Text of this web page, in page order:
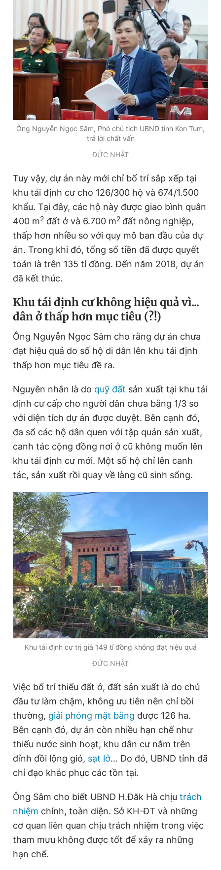
Ông Nguyễn Ngọc Sâm, Phó chủ tịch UBND tỉnh Kon Tum,
trả lời chất vấn
ĐỨC NHẬT
Tuy vậy, dự án này mới chỉ bố trí sắp xếp tại
khu tái định cư cho 126/300 hộ và 674/1.500
khẩu. Tại đây, các hộ này được giao bình quân
400 m2 đất ở và 6.700 m2 đất nông nghiệp,
thấp hơn nhiều so với quy mô ban đầu của dự
án. Trong khi đó, tổng số tiền đã được quyết
toán là trên 135 tỉ đồng. Đến năm 2018, dự án
đã kết thúc.
Khu tái định cư không hiệu quả vì...
dân ở thấp hơn mục tiêu (?!)
Ông Nguyễn Ngọc Sâm cho rằng dự án chưa
đạt hiệu quả do số hộ di dân lên khu tái định
thấp hơn mục tiêu đề ra.
Nguyên nhân là do quỹ đất sản xuất tại khu tái
định cư cấp cho người dân chưa bằng 1/3 so
với diện tích dự án được duyệt. Bên cạnh đó,
đa số các hộ dân quen với tập quán sản xuất,
canh tác cộng đồng nơi ở cũ không muốn lên
khu tái định cư mới. Một số hộ chỉ lên canh
tác, sản xuất rồi quay về làng cũ sinh sống.
Khu tái định cư trị giá 149 tỉ đồng không đạt hiệu quả
ĐỨC NHẬT
Việc bố trí thiếu đất ở, đất sản xuất là do chủ
đầu tư làm chậm, không ưu tiên nên chỉ bồi
thường, giải phóng mặt bằng được 126 ha.
Bên cạnh đó, dự án còn nhiều hạn chế như
thiếu nước sinh hoạt, khu dân cư nằm trên
đỉnh đồi lộng gió, sạt lở… Do đó, UBND tỉnh đã
chỉ đạo khắc phục các tồn tại.
Ông Sâm cho biết UBND H.Đăk Hà chịu trách
nhiệm chính, toàn diện. Sở KH-ĐT và những
cơ quan liên quan chịu trách nhiệm trong việc
tham mưu không được tốt để xảy ra những
hạn chế.